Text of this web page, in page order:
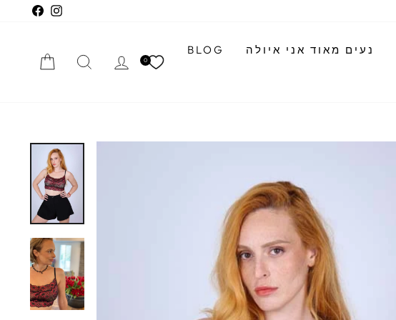
Instagram
נעים מאוד אני איולה
BLOG
0 התחבריחיפוש